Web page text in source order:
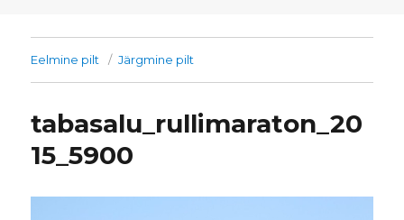
Eelmine pilt Järgmine pilt
tabasalu_rullimaraton_20
15_5900